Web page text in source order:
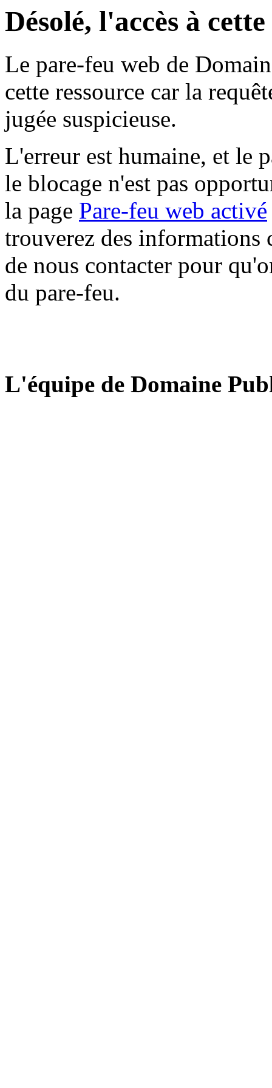
Désolé, l'accès à
Le pare-feu web de
cette ressource car la
jugée suspicieuse.
L'erreur est humaine, et le
le blocage n'est pas
la page Pare-feu web activé
trouverez des informations
de nous contacter pour
du pare-feu.
L'équipe de Domaine